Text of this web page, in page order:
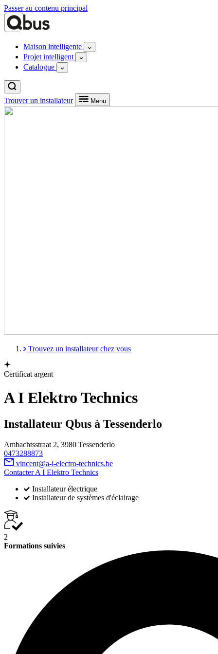
Passer au contenu principal
Maison intelligente
Projet intelligent
Catalogue
Trouver un installateur Menu
Trouvez un installateur chez vous
Certificat argent
A I Elektro Technics
Installateur Qbus à Tessenderlo
Ambachtsstraat 2, 3980 Tessenderlo
0473288873
vincent@a-i-electro-technics.be
Contacter A I Elektro Technics
Installateur électrique
Installateur de systèmes d'éclairage
2
Formations suivies